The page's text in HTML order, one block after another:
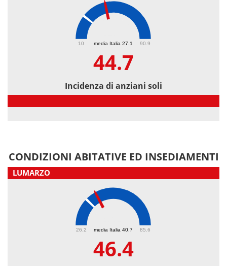
media Italia 27.1
10 90.9
44.7
Incidenza di anziani soli
CONDIZIONI ABITATIVE ED INSEDIAMENTI
LUMARZO
media Italia 40.7
26.2 85.6
46.4